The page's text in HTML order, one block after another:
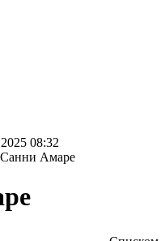
08:32
Санни Амаре